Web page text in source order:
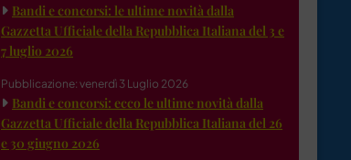
Bandi e concorsi: le ultime novità dalla
Gazzetta Ufficiale della Repubblica Italiana del 3 e
7 luglio 2026
Pubblicazione: venerdì 3 Luglio 2026
Bandi e concorsi: ecco le ultime novità dalla
Gazzetta Ufficiale della Repubblica Italiana del 26
e 30 giugno 2026